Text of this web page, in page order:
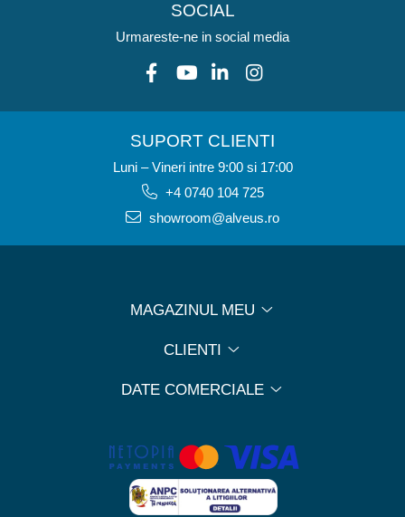
SOCIAL
Urmareste-ne in social media
SUPORT CLIENTI
Luni – Vineri intre 9:00 si 17:00
+4 0740 104 725
showroom@alveus.ro
MAGAZINUL MEU
CLIENTI
DATE COMERCIALE